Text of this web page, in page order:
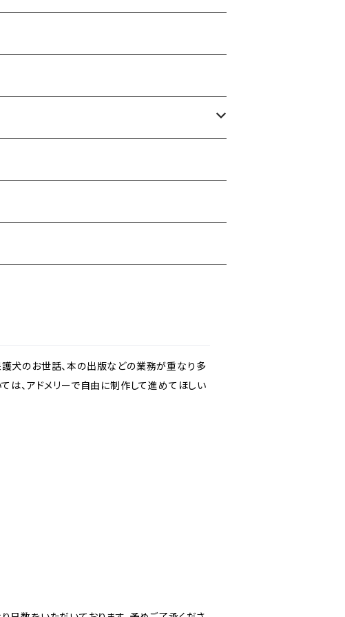
犬のお世話、本の出版などの業務が重なり多
は、アドメリーで自由に制作して進めてほしい